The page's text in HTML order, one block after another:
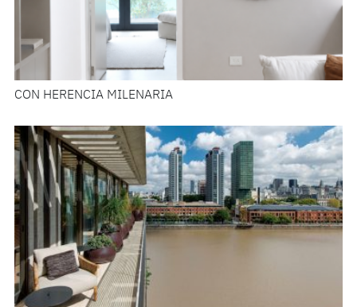
CON HERENCIA MILENARIA